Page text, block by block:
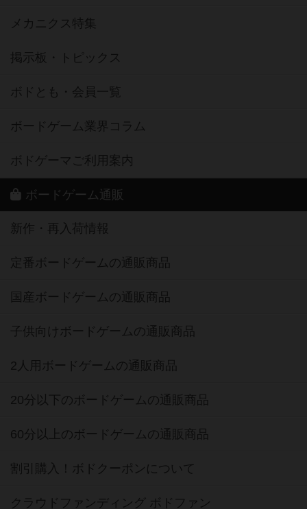
メカニクス特集
掲示板・トピックス
ボドとも・会員一覧
ボードゲーム業界コラム
ボドゲーマご利用案内
ボードゲーム通販
新作・再入荷情報
定番ボードゲームの通販商品
国産ボードゲームの通販商品
子供向けボードゲームの通販商品
2人用ボードゲームの通販商品
20分以下のボードゲームの通販商品
60分以上のボードゲームの通販商品
割引購入！ボドクーポンについて
クラウドファンディング ボドファン